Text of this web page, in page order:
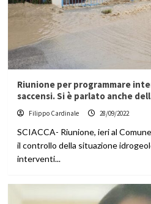
Riunione per programmare
saccensi. Si è parlato anche
Filippo Cardinale 28/09/2022
SCIACCA- Riunione, ieri al
il controllo della situazione
interventi...